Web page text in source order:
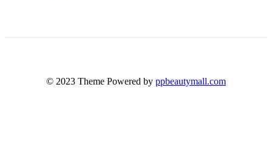
© 2023 Theme Powered by ppbeautymall.com